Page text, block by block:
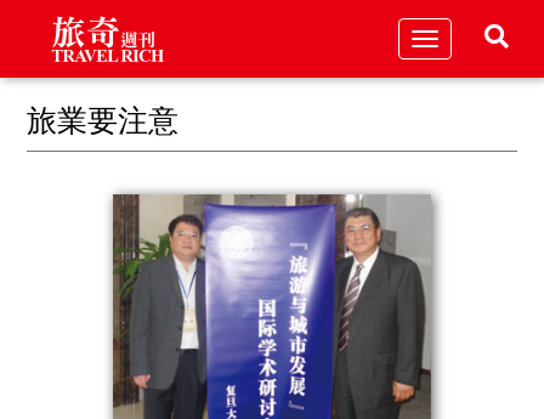
Toggle
旅業要注意